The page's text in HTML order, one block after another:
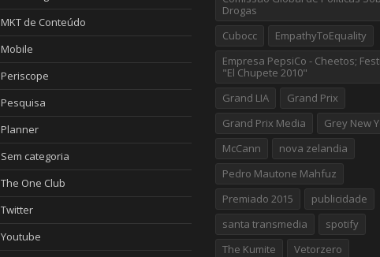
MKT de Conteúdo
Mobile
Periscope
Pesquisa
Planner
Sem categoria
The One Club
Twitter
Youtube
Drogas
Cubocc
EmpathyToEquality
Empresa PepsiCo - Cheetos;
"El Chupete 2010"
Grand LIA
Grand Prix
Grand Prix Media
Grey New
McCann
nova zelandia
Pedro Mautone Mahfuz
Premiado 2015
publicidade
santa transmedia
spotify
The Kumite
Vetorzero